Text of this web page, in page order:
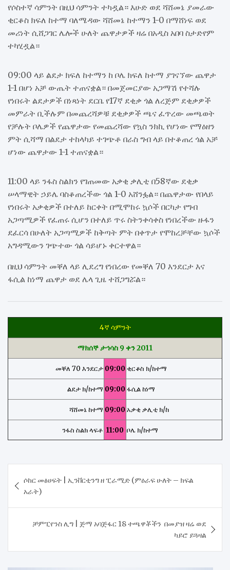
የሶስተኛ ሳምንት በዚህ ሳምንት ተካዷል። እሁድ ወደ ሻሸመኔ ያመራው
ቂርቆስ ክፍለ ከተማ ባለሜዳው ሻሸመኔ ከተማን 1-0 በማሸነፍ ወደ
መሪነት ሲሸጋገር ሌሎች ሁለት ጨዋታዎች ዛሬ በአዲስ አበባ ስታድየም
ተካሂዷል።
09:00 ላይ ልደታ ክፍለ ከተማን ከ ቦሌ ክፍለ ከተማ ያገናኘው ጨዋታ
1-1 በሆነ አቻ ውጤት ተጠናቋል። በመጀመርያው አጋማሽ የተሻሉ
የነበሩት ልደታዎች በነጻነት ደርቤ የ17ኛ ደቂቃ ጎል ለረጅም ደቂቃዎች
መምራት ቢችሉም በመጨረሻዎቹ ደቂቃዎች ጫና ፈጥረው መጫወት
የቻሉት ቦሌዎች የጨዋታው የመጨረሻው የኳስ ንክኪ የሆነው የማዕዘን
ምት ሲሻማ በልደታ ተከላካይ ተገጭቶ በራስ ግብ ላይ በተቆጠረ ጎል አቻ
ሆነው ጨዋታው 1-1 ተጠናቋል።
11:00 ላይ ንፋስ ስልክን የገጠመው አቃቂ ቃሊቲ በ58ኛው ደቂቃ
ሠላማዊት ኃይሌ ባስቆጠረችው ጎል 1-0 አሸንፏል። በጨዋታው የበላይ
የነበሩት አቃቂዎች በተለይ ከርቀት በሚሞከሩ ኳሶች በርካታ የግብ
አጋጣሚዎች የፈጠሩ ሲሆን በተለይ ጥሩ ስትንቀሳቀስ የነበረችው ዙፋን
ደፈርሳ በሁለት አጋጣሚዎች ከቅጣት ምት በቀጥታ የሞከረቻቸው ኳሶች
አግዳሚውን ገጭተው ጎል ሳይሆኑ ቀርተዋል።
በዚህ ሳምንት መቐለ ላይ ሊደረግ የነበረው የመቐለ 70 እንደርታ እና
ፋሲል ከነማ ጨዋታ ወደ ሌላ ጊዜ ተሸጋግሯል።
4ኛ ሳምንት
ማክሰኞ ታኅሳስ 9 ቀን 2011
መቐለ 70 እንደርታ 09:00 ቂርቆስ ክ/ከተማ
ልደታ ክ/ከተማ 09:00 ፋሲል ከነማ
ሻሸመኔ ከተማ 09:00 አቃቂ ቃሊቲ ክ/ከ
ንፋስ ስልክ ላፍቶ 11:00 ቦሌ ክ/ከተማ
navigation
ሶከር መፅሀፍት | ኢንቨርቲንግ ዘ ፒራሚድ (ምዕራፍ ሁለት – ክፍል
አራት)
ቻምፒየንስ ሊግ | ጅማ አባጅፋር 18 ተጫዋቾችን በመያዝ ዛሬ ወደ
ካይሮ ይጓዛል